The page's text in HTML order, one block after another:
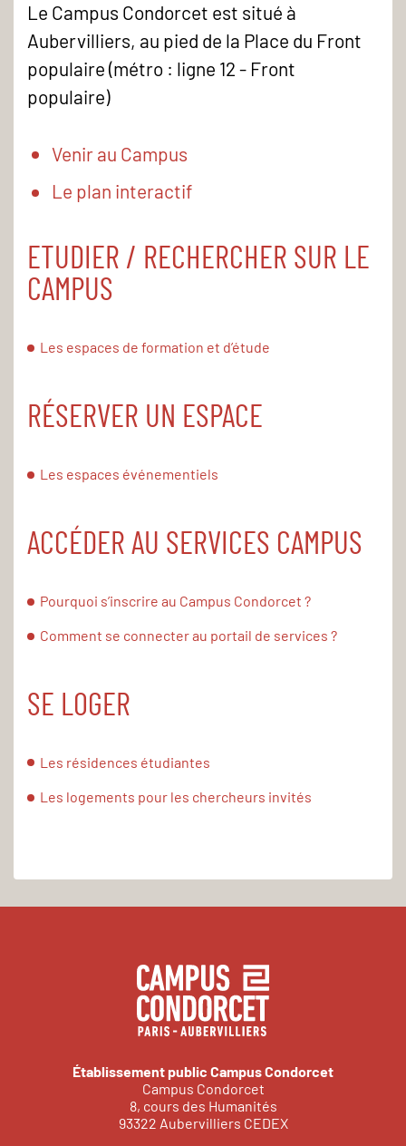
Le Campus Condorcet est situé à
Aubervilliers, au pied de la Place du Front
populaire (métro : ligne 12 - Front
populaire)
Venir au Campus
Le plan interactif
ETUDIER / RECHERCHER SUR LE
CAMPUS
Les espaces de formation et d’étude
RÉSERVER UN ESPACE
Les espaces événementiels
ACCÉDER AU SERVICES CAMPUS
Pourquoi s’inscrire au Campus Condorcet ?
Comment se connecter au portail de services ?
SE LOGER
Les résidences étudiantes
Les logements pour les chercheurs invités
Établissement public Campus Condorcet
Campus Condorcet
8, cours des Humanités
93322 Aubervilliers CEDEX